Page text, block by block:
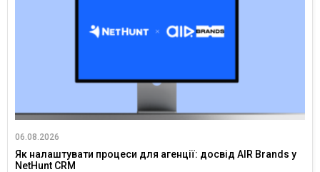
06.08.2026
Як налаштувати процеси для агенції: досвід AIR Brands у
NetHunt CRM